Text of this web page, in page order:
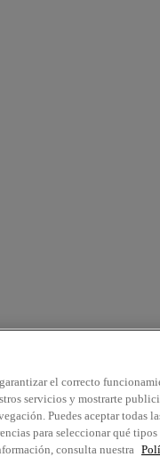
el correcto
servicios y mostrarte
Puedes aceptar todas
para seleccionar qué tipos
consulta nuestra